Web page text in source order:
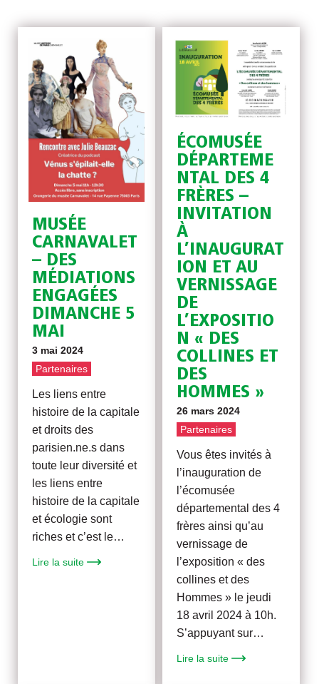
MUSÉE
CARNAVALET
– DES
MÉDIATIONS
ENGAGÉES
DIMANCHE 5
MAI
3 mai 2024
Partenaires
Les liens entre
histoire de la capitale
et droits des
parisien.ne.s dans
toute leur diversité et
les liens entre
histoire de la capitale
et écologie sont
riches et c’est le…
Lire la suite
ÉCOMUSÉE
DÉPARTEME
NTAL DES 4
FRÈRES –
INVITATION
À
L’INAUGURAT
ION ET AU
VERNISSAGE
DE
L’EXPOSITIO
N « DES
COLLINES ET
DES
HOMMES »
26 mars 2024
Partenaires
Vous êtes invités à
l’inauguration de
l’écomusée
départemental des 4
frères ainsi qu’au
vernissage de
l’exposition « des
collines et des
Hommes » le jeudi
18 avril 2024 à 10h.
S’appuyant sur…
Lire la suite